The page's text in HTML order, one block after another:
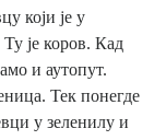
који је у
је коров. Кад
и аутопут.
Тек понегде
у зеленилу и